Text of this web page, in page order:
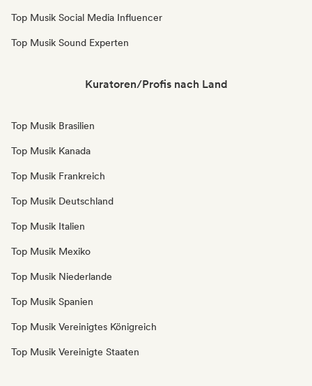
Top Musik Social Media Influencer
Top Musik Sound Experten
Kuratoren/Profis nach Land
Top Musik Brasilien
Top Musik Kanada
Top Musik Frankreich
Top Musik Deutschland
Top Musik Italien
Top Musik Mexiko
Top Musik Niederlande
Top Musik Spanien
Top Musik Vereinigtes Königreich
Top Musik Vereinigte Staaten